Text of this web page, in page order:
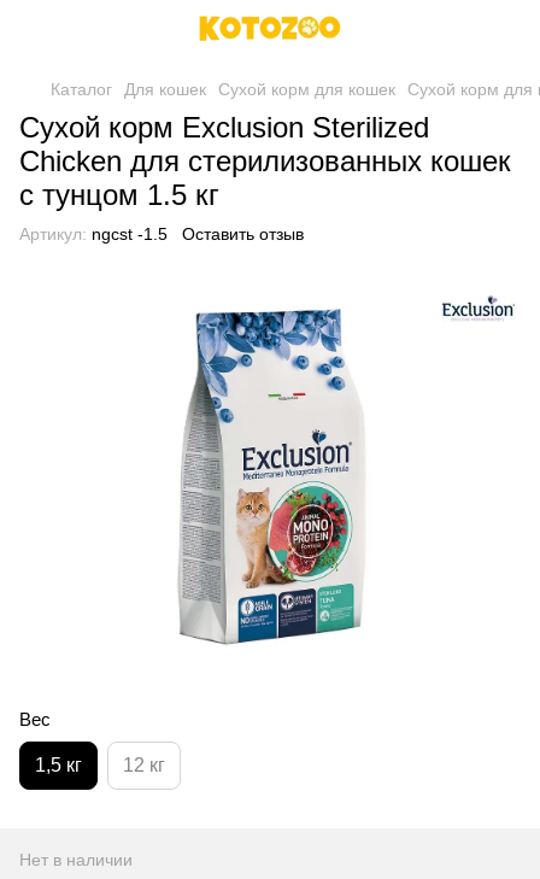
Каталог Для кошек Сухой корм для кошек Сухой корм для
Сухой корм Exclusion Sterilized
Chicken для стерилизованных кошек
с тунцом 1.5 кг
Артикул: ngcst -1.5 Оставить отзыв
Вес
1,5 кг 12 кг
Нет в наличии